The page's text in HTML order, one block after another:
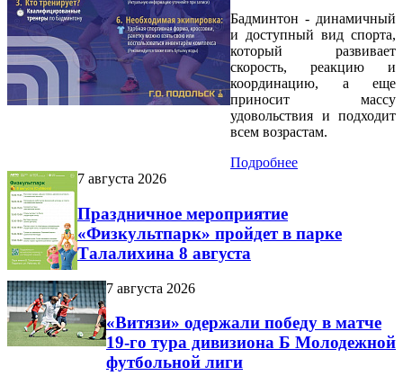
Бадминтон - динамичный
и доступный вид спорта,
который развивает
скорость, реакцию и
координацию, а еще
приносит массу
удовольствия и подходит
всем возрастам.
Подробнее
7 августа 2026
Праздничное мероприятие
«Физкультпарк» пройдет в парке
Талалихина 8 августа
7 августа 2026
«Витязи» одержали победу в матче
19-го тура дивизиона Б Молодежной
футбольной лиги